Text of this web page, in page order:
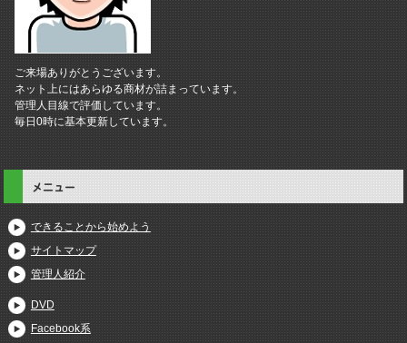
ご来場ありがとうございます。
ネット上にはあらゆる商材が詰まっています。
管理人目線で評価しています。
毎日0時に基本更新しています。
メニュー
できることから始めよう
サイトマップ
管理人紹介
DVD
Facebook系